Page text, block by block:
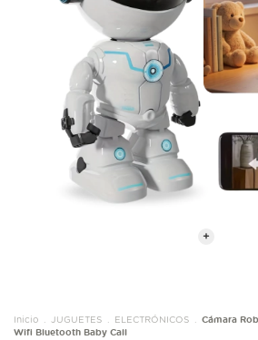
Inicio JUGUETES ELECTRÓNICOS
Cámara
Wifi Bluetooth Baby Call